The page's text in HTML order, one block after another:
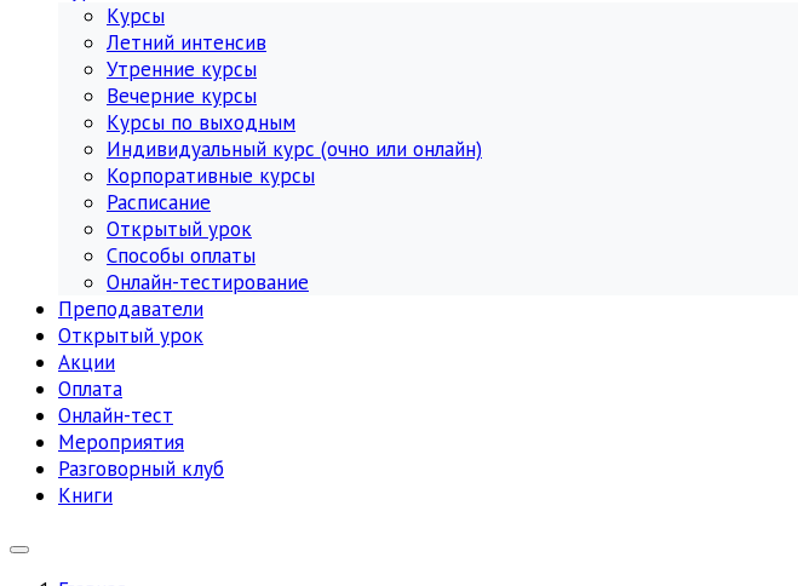
Курсы
Летний интенсив
Утренние курсы
Вечерние курсы
Курсы по выходным
Индивидуальный курс (очно или онлайн)
Корпоративные курсы
Расписание
Открытый урок
Способы оплаты
Онлайн-тестирование
Преподаватели
Открытый урок
Акции
Оплата
Онлайн-тест
Мероприятия
Разговорный клуб
Книги